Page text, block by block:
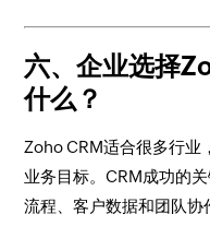
六、企业选择
什么？
Zoho CRM适合很多行业
业务目标。CRM成功的
流程、客户数据和团队协